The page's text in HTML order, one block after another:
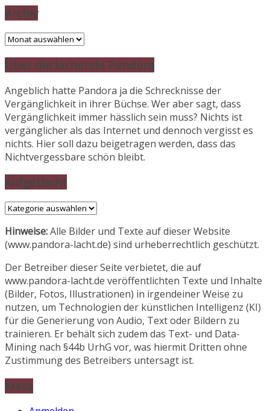
Archiv
Archiv
Über die lachende Pandora
Angeblich hatte Pandora ja die Schrecknisse der
Vergänglichkeit in ihrer Büchse. Wer aber sagt, dass
Vergänglichkeit immer hässlich sein muss? Nichts ist
vergänglicher als das Internet und dennoch vergisst es
nichts. Hier soll dazu beigetragen werden, dass das
Nichtvergessbare schön bleibt.
Aufgetischt
Aufgetischt
Hinweise:Alle Bilder und Texte auf dieser Website
(www.pandora-lacht.de) sind urheberrechtlich geschützt.
Der Betreiber dieser Seite verbietet, die auf
www.pandora-lacht.de veröffentlichten Texte und Inhalte
(Bilder, Fotos, Illustrationen) in irgendeiner Weise zu
nutzen, um Technologien der künstlichen Intelligenz (KI)
für die Generierung von Audio, Text oder Bildern zu
trainieren. Er behält sich zudem das Text- und Data-
Mining nach §44b UrhG vor, was hiermit Dritten ohne
Zustimmung des Betreibers untersagt ist.
Meta